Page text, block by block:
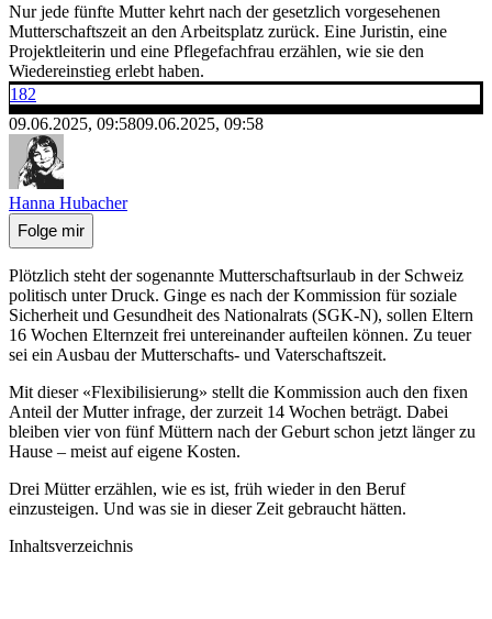
Nur jede fünfte Mutter kehrt nach der gesetzlich vorgesehenen
Mutterschaftszeit an den Arbeitsplatz zurück. Eine Juristin, eine
Projektleiterin und eine Pflegefachfrau erzählen, wie sie den
Wiedereinstieg erlebt haben.
182
09.06.2025, 09:5809.06.2025, 09:58
Hanna Hubacher
Folge mir
Plötzlich steht der sogenannte Mutterschaftsurlaub in der Schweiz
politisch unter Druck. Ginge es nach der Kommission für soziale
Sicherheit und Gesundheit des Nationalrats (SGK-N), sollen Eltern
16 Wochen Elternzeit frei untereinander aufteilen können. Zu teuer
sei ein Ausbau der Mutterschafts- und Vaterschaftszeit.
Mit dieser «Flexibilisierung» stellt die Kommission auch den fixen
Anteil der Mutter infrage, der zurzeit 14 Wochen beträgt. Dabei
bleiben vier von fünf Müttern nach der Geburt schon jetzt länger zu
Hause – meist auf eigene Kosten.
Drei Mütter erzählen, wie es ist, früh wieder in den Beruf
einzusteigen. Und was sie in dieser Zeit gebraucht hätten.
Inhaltsverzeichnis